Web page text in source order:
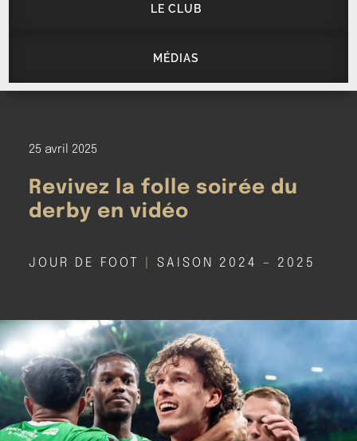
LE CLUB
MÉDIAS
25 avril 2025
Revivez la folle soirée du
derby en vidéo
JOUR DE FOOT SAISON 2024 – 2025